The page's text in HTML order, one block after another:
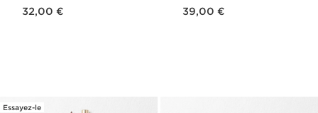
32,00 € 39,00 €
Essayez-le